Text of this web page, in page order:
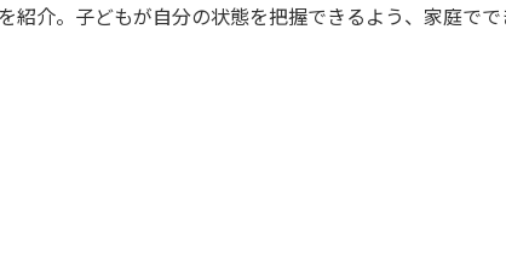
紹介。子どもが自分の状態を把握できるよう、家庭で